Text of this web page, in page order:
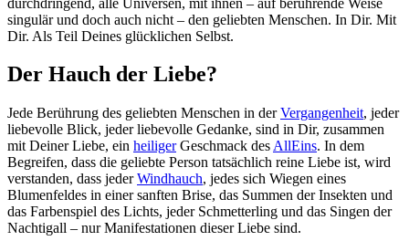
singulär und doch auch nicht – den geliebten Menschen. In Dir. Mit
Dir. Als Teil Deines glücklichen Selbst.
Der Hauch der Liebe?
Jede Berührung des geliebten Menschen in derVergangenheit, jeder
liebevolle Blick, jeder liebevolle Gedanke, sind in Dir, zusammen
mit Deiner Liebe, ein heiligerGeschmack des AllEins. In dem
Begreifen, dass die geliebte Person tatsächlich reine Liebe ist, wird
verstanden, dass jederWindhauch, jedes sich Wiegen eines
Blumenfeldes in einer sanften Brise, das Summen der Insekten und
das Farbenspiel des Lichts, jeder Schmetterling und das Singen der
Nachtigall – nur Manifestationen dieser Liebe sind.